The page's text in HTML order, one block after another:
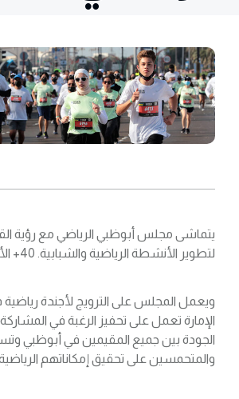
يتماشى مجلس أبوظبي الرياضي مع رؤية
لتطوير الأنشطة الرياضية والشبابية. 40+ الأحداث / سنة
ويعمل المجلس على الترويج لأجندة
الإمارة تعمل على تحفيز الرغبة في
الجودة بين جميع المقيمين في أبوظبي
والمتحمسين على تحقيق إمكاناتهم